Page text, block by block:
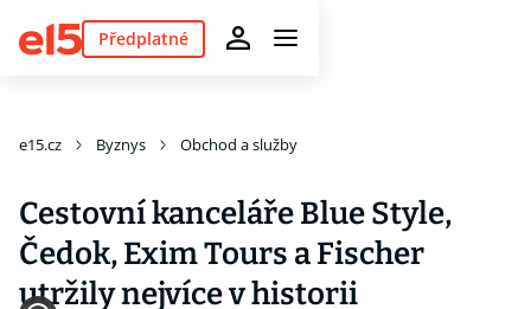
Předplatné
e15.cz Byznys Obchod a služby
Cestovní kanceláře Blue Style,
Čedok, Exim Tours a Fischer
utržily nejvíce v historii